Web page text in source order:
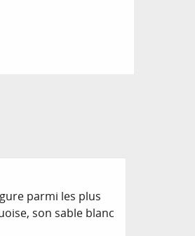
parmi les plus
son sable blanc